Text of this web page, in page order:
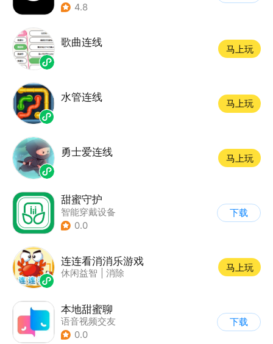
4.8
歌曲连线
马上玩
水管连线
马上玩
勇士爱连线
马上玩
甜蜜守护
智能穿戴设备
0.0
下载
连连看消消乐游戏
休闲益智 消除
马上玩
本地甜蜜聊
语音视频交友
0.0
下载